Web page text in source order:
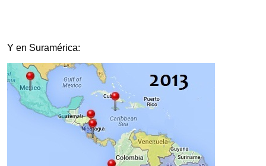
Y en Suramérica: